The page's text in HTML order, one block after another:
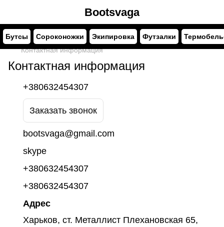
Bootsvaga
Бутсы Сороконожки Экипировка Футзалки
Контактная информация
Контактная информация
+380632454307
Заказать звонок
bootsvaga@gmail.com
skype
+380632454307
+380632454307
Адрес
Харьков, ст. Металлист Плехановская 65,